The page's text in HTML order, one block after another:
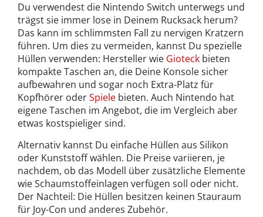
Du verwendest die Nintendo Switch unterwegs und
trägst sie immer lose in Deinem Rucksack herum?
Das kann im schlimmsten Fall zu nervigen Kratzern
führen. Um dies zu vermeiden, kannst Du spezielle
Hüllen verwenden: Hersteller wie Gioteck bieten
kompakte Taschen an, die Deine Konsole sicher
aufbewahren und sogar noch Extra-Platz für
Kopfhörer oderSpiele bieten. Auch Nintendo hat
eigene Taschen im Angebot, die im Vergleich aber
etwas kostspieliger sind.
Alternativ kannst Du einfache Hüllen aus Silikon
oder Kunststoff wählen. Die Preise variieren, je
nachdem, ob das Modell über zusätzliche Elemente
wie Schaumstoffeinlagen verfügen soll oder nicht.
Der Nachteil: Die Hüllen besitzen keinen Stauraum
für Joy-Con und anderes Zubehör.